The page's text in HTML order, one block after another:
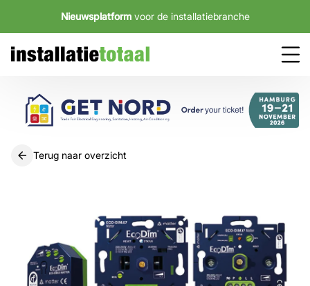
Nieuwsplatform voor de installatiebranche
Terug naar overzicht